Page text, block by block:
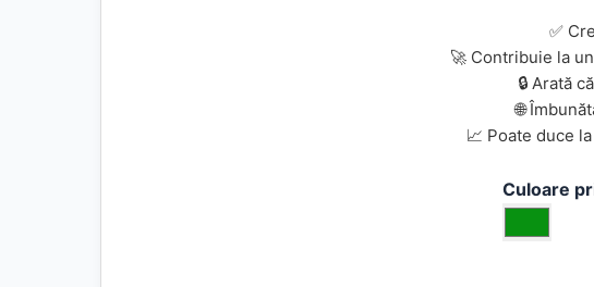
✅
🚀 Contribuie la un
🔒 Arată
🌐
📈 Poate duce
Culoare